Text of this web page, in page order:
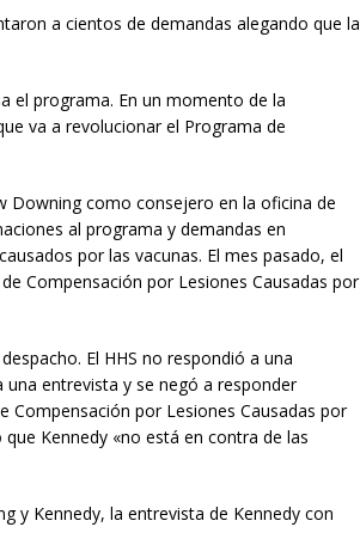
a cientos de demandas alegando que la
el programa. En un momento de la
va a revolucionar el Programa de
Downing como consejero en la oficina de
al programa y demandas en
por las vacunas. El mes pasado, el
Compensación por Lesiones Causadas por
El HHS no respondió a una
una entrevista y se negó a responder
Compensación por Lesiones Causadas por
Kennedy «no está en contra de las
y Kennedy, la entrevista de Kennedy con